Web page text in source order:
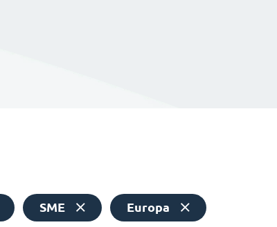
SME Europa